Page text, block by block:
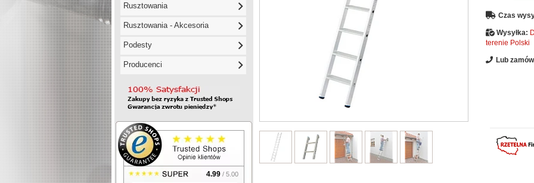
Rusztowania
Rusztowania - Akcesoria
Podesty
Producenci
4.99 / 5.00
Czas
Wysyłka:
terenie Polski
Lub